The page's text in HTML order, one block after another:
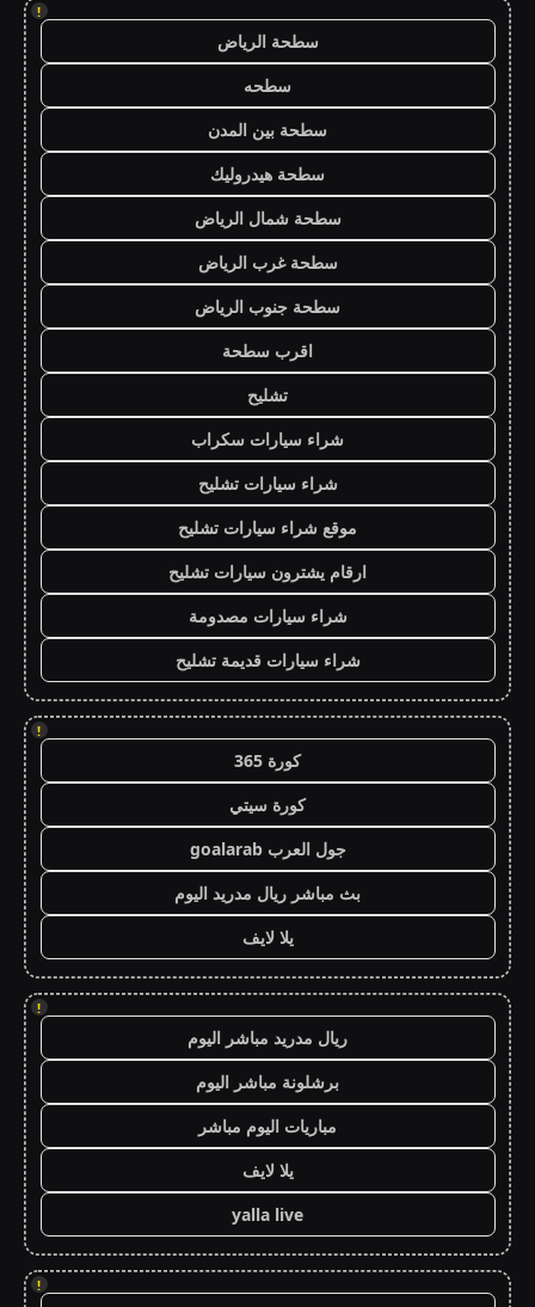
!
سطحة الرياض
سطحه
سطحة بين المدن
سطحة هيدروليك
سطحة شمال الرياض
سطحة غرب الرياض
سطحة جنوب الرياض
اقرب سطحة
تشليح
شراء سيارات سكراب
شراء سيارات تشليح
موقع شراء سيارات تشليح
ارقام يشترون سيارات تشليح
شراء سيارات مصدومة
شراء سيارات قديمة تشليح
!
كورة 365
كورة سيتي
جول العرب goalarab
بث مباشر ريال مدريد اليوم
يلا لايف
!
ريال مدريد مباشر اليوم
برشلونة مباشر اليوم
مباريات اليوم مباشر
يلا لايف
yalla live
!